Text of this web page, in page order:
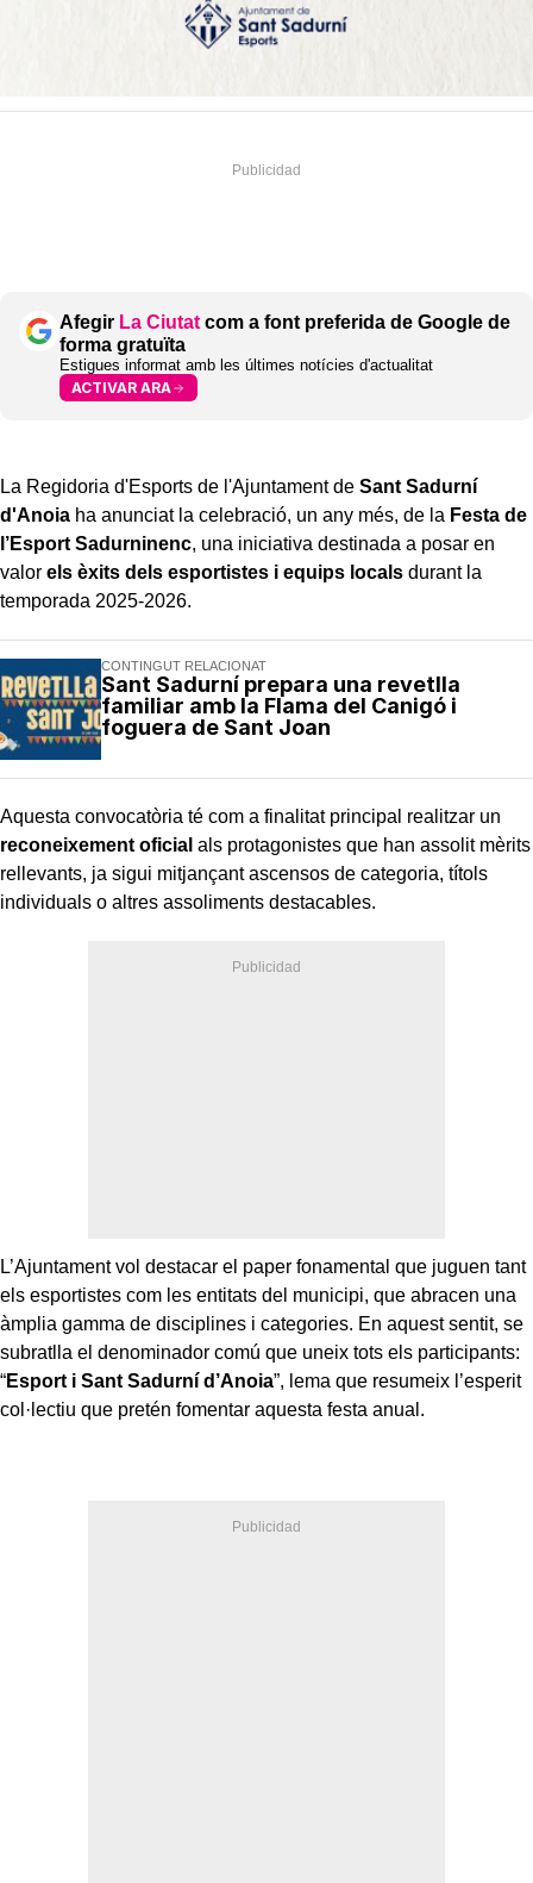
Afegir La Ciutatcom a font preferida de Google de
forma gratuïta
Estigues informat amb les últimes notícies d'actualitat
ACTIVAR ARA
La Regidoria d'Esports de l'Ajuntament de Sant Sadurní
d'Anoia ha anunciat la celebració, un any més, de la Festa de
l’Esport Sadurninenc, una iniciativa destinada a posar en
valor els èxits dels esportistes i equips locals durant la
temporada 2025-2026.
CONTINGUT RELACIONAT
Sant Sadurní prepara una revetlla
familiar amb la Flama del Canigó i
foguera de Sant Joan
Aquesta convocatòria té com a finalitat principal realitzar un
reconeixement oficial als protagonistes que han assolit mèrits
rellevants, ja sigui mitjançant ascensos de categoria, títols
individuals o altres assoliments destacables.
L’Ajuntament vol destacar el paper fonamental que juguen tant
els esportistes com les entitats del municipi, que abracen una
àmplia gamma de disciplines i categories. En aquest sentit, se
subratlla el denominador comú que uneix tots els participants:
“Esport i Sant Sadurní d’Anoia”, lema que resumeix l’esperit
col·lectiu que pretén fomentar aquesta festa anual.